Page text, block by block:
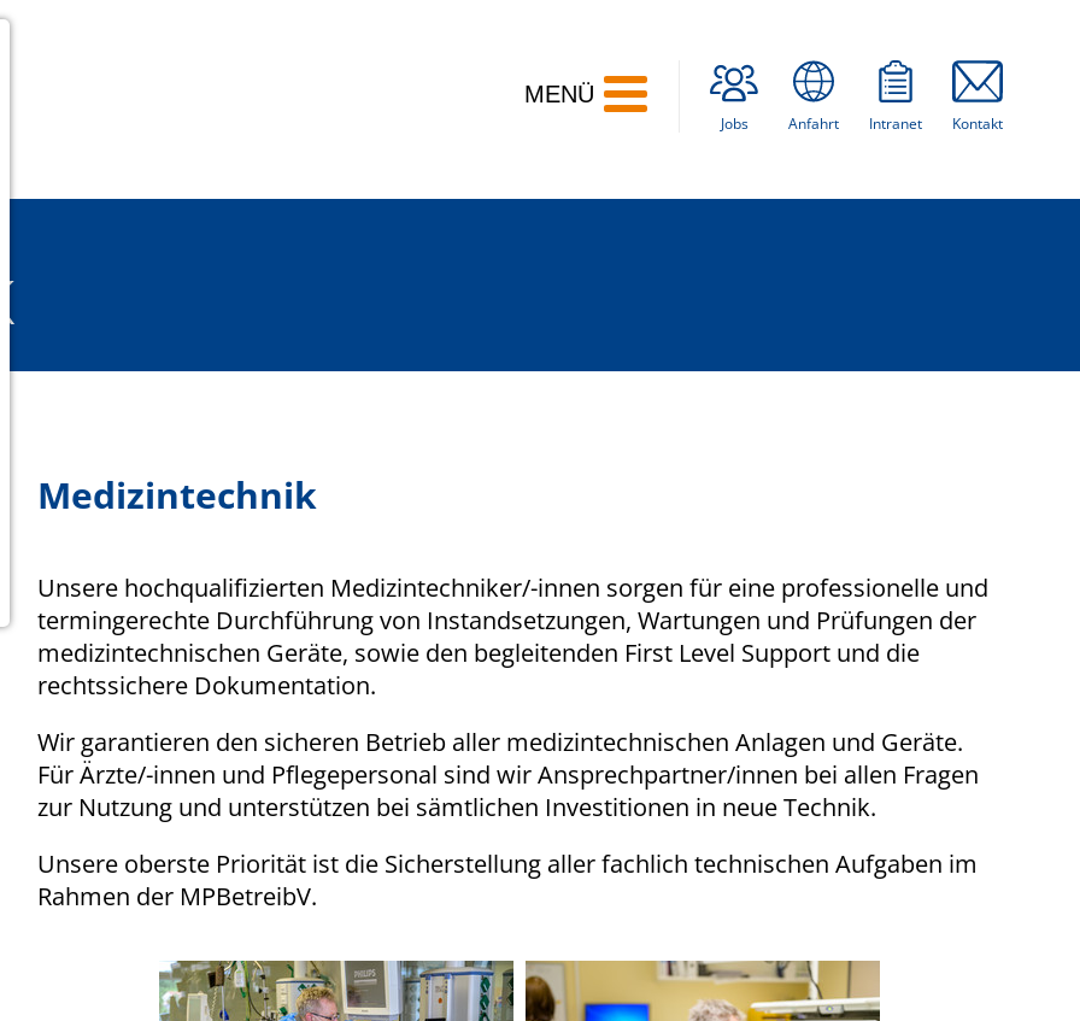
MENÜ
Jobs Anfahrt Intranet Kontakt
Medizintechnik
Unsere hochqualifizierten Medizintechniker/-innen sorgen für eine professionelle und
termingerechte Durchführung von Instandsetzungen, Wartungen und Prüfungen der
medizintechnischen Geräte, sowie den begleitenden First Level Support und die
rechtssichere Dokumentation.
Wir garantieren den sicheren Betrieb aller medizintechnischen Anlagen und Geräte.
Für Ärzte/-innen und Pflegepersonal sind wir Ansprechpartner/innen bei allen Fragen
zur Nutzung und unterstützen bei sämtlichen Investitionen in neue Technik.
Unsere oberste Priorität ist die Sicherstellung aller fachlich technischen Aufgaben im
Rahmen der MPBetreibV.